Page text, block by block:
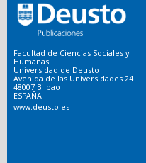
Facultad de Ciencias Sociales y
Humanas
Universidad de Deusto
Avenida de las Universidades 24
48007 Bilbao
ESPAÑA
www.deusto.es